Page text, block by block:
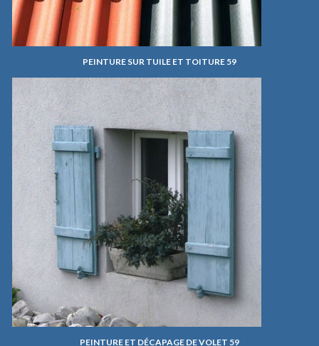
PEINTURE SUR TUILE ET TOITURE 59
PEINTURE ET DÉCAPAGE DE VOLET 59